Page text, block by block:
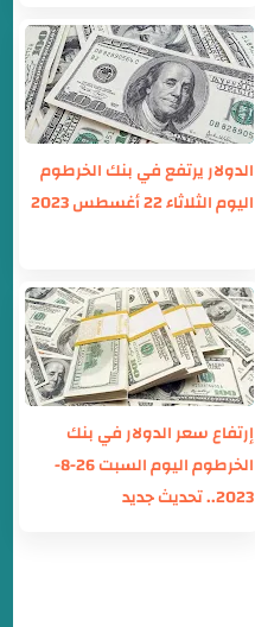
الدولار يرتفع في بنك الخرطوم
اليوم الثلاثاء 22 أغسطس 2023
إرتفاع سعر الدولار في بنك
الخرطوم اليوم السبت 26-8-
2023.. تحديث جديد